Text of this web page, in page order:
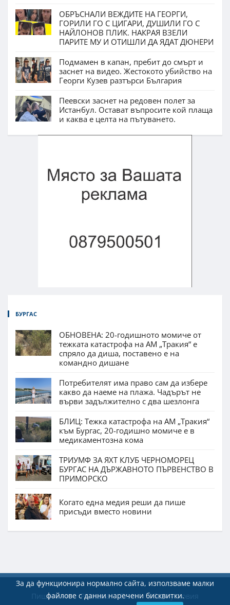
ОБРЪСНАЛИ ВЕЖДИТЕ НА ГЕОРГИ,
ГОРИЛИ ГО С ЦИГАРИ, ДУШИЛИ ГО С
НАЙЛОНОВ ПЛИК. НАКРАЯ ВЗЕЛИ
ПАРИТЕ МУ И ОТИШЛИ ДА ЯДАТ ДЮНЕРИ
Подмамен в капан, пребит до смърт и
заснет на видео. Жестокото убийство на
Георги Кузев разтърси България
Пеевски заснет на редовен полет за
Истанбул. Остават въпросите кой плаща
и каква е целта на пътуването.
БУРГАС
ОБНОВЕНА: 20-годишното момиче от
тежката катастрофа на АМ „Тракия“ е
спряло да диша, поставено е на
командно дишане
Потребителят има право сам да избере
какво да наеме на плажа. Чадърът не
върви задължително с два шезлонга
БЛИЦ: Тежка катастрофа на АМ „Тракия“
към Бургас, 20-годишно момиче е в
медикаментозна кома
ТРИУМФ ЗА ЯХТ КЛУБ ЧЕРНОМОРЕЦ
БУРГАС НА ДЪРЖАВНОТО ПЪРВЕНСТВО В
ПРИМОРСКО
Когато една медия реши да пише
присъди вместо новини
За да функционира нормално сайта, използваме малки
файлове с данни наречени бисквитки.
Пишете ни Реклама Екип Общи условия